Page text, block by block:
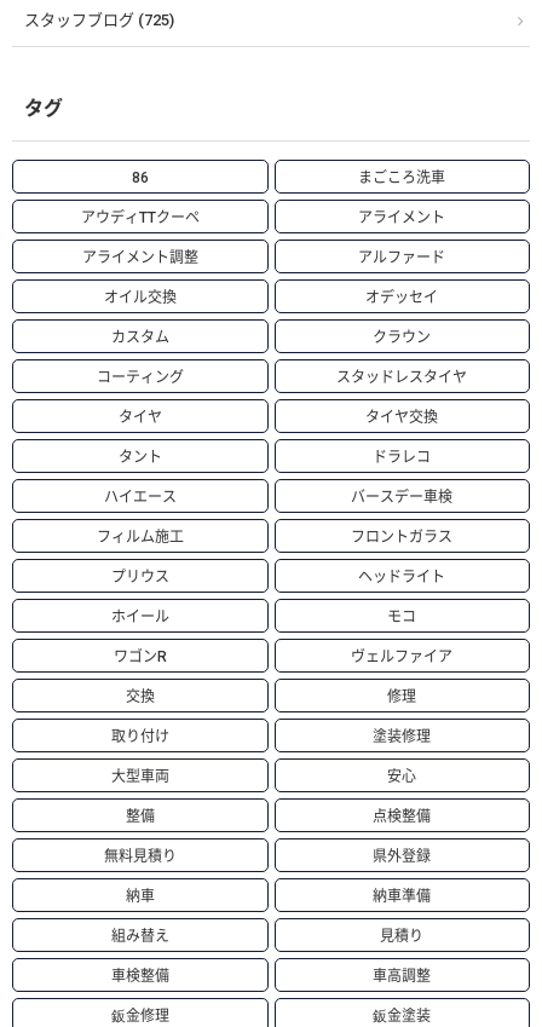
スタッフブログ (725)
タグ
86 まごころ洗車
アウディTTクーペ アライメント
アライメント調整 アルファード
オイル交換 オデッセイ
カスタム クラウン
コーティング スタッドレスタイヤ
タイヤ タイヤ交換
タント ドラレコ
ハイエース バースデー車検
フィルム施工 フロントガラス
プリウス ヘッドライト
ホイール モコ
ワゴンR ヴェルファイア
交換 修理
取り付け 塗装修理
大型車両 安心
整備 点検整備
無料見積り 県外登録
納車 納車準備
組み替え 見積り
車検整備 車高調整
鈑金修理 鈑金塗装